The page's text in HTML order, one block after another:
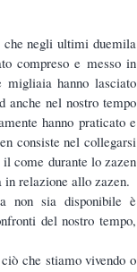
che negli ultimi duemila
compreso e messo in
hanno lasciato
anche nel nostro tempo
hanno praticato e
consiste nel collegarsi
il come durante lo zazen
relazione allo zazen.
non sia disponibile è
del nostro tempo,
che stiamo vivendo o